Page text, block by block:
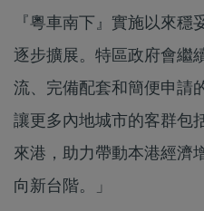
『粵車南下』實施以來
逐步擴展。特區政府會繼
流、完備配套和簡便申請
讓更多內地城市的客群包
來港，助力帶動本港經濟
向新台階。」